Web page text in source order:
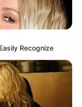
Recognize